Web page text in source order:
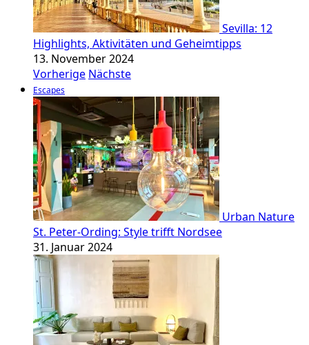
Sevilla: 12
Highlights, Aktivitäten und Geheimtipps
13. November 2024
Vorherige Nächste
Escapes
Urban Nature
St. Peter-Ording: Style trifft Nordsee
31. Januar 2024